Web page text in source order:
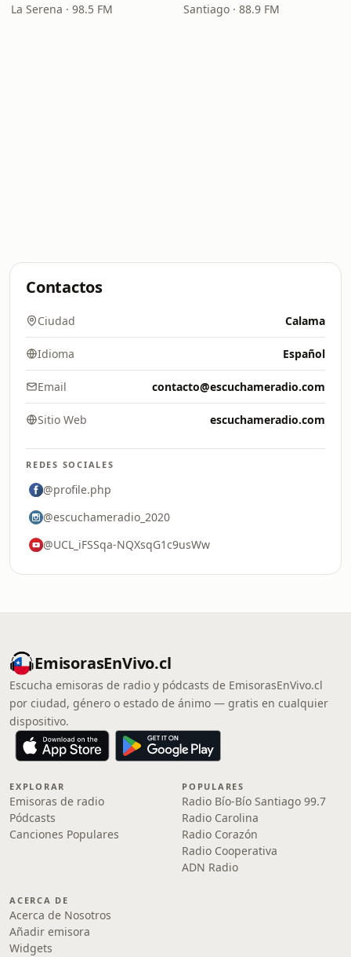
La Serena · 98.5 FM Santiago · 88.9 FM
Contactos
Ciudad Calama
Idioma Español
Email contacto@escuchameradio.com
Sitio Web escuchameradio.com
REDES SOCIALES
@profile.php
@escuchameradio_2020
@UCL_iFSSqa-NQXsqG1c9usWw
EmisorasEnVivo.cl
Escucha emisoras de radio y pódcasts de EmisorasEnVivo.cl
por ciudad, género o estado de ánimo — gratis en cualquier
dispositivo.
EXPLORAR
Emisoras de radio
Pódcasts
Canciones Populares
POPULARES
Radio Bío-Bío Santiago 99.7
Radio Carolina
Radio Corazón
Radio Cooperativa
ADN Radio
ACERCA DE
Acerca de Nosotros
Añadir emisora
Widgets